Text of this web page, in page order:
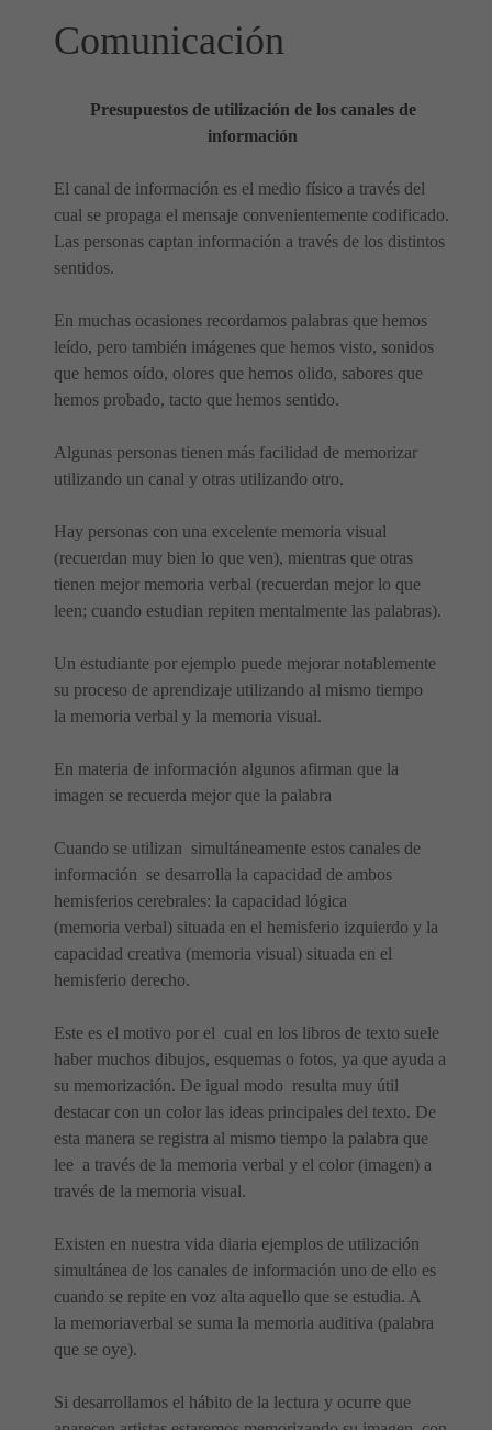
Comunicación
Presupuestos de utilización de los canales de
información
El canal de información es el medio físico a través del
cual se propaga el mensaje convenientemente codificado.
Las personas captan información a través de los distintos
sentidos.
En muchas ocasiones recordamos palabras que hemos
leído, pero también imágenes que hemos visto, sonidos
que hemos oído, olores que hemos olido, sabores que
hemos probado, tacto que hemos sentido.
Algunas personas tienen más facilidad de memorizar
utilizando un canal y otras utilizando otro.
Hay personas con una excelente memoria visual
(recuerdan muy bien lo que ven), mientras que otras
tienen mejor memoria verbal (recuerdan mejor lo que
leen; cuando estudian repiten mentalmente las palabras).
Un estudiante por ejemplo puede mejorar notablemente
su proceso de aprendizaje utilizando al mismo tiempo
la memoria verbal y la memoria visual.
En materia de información algunos afirman que la
imagen se recuerda mejor que la palabra
Cuando se utilizan simultáneamente estos canales de
información se desarrolla la capacidad de ambos
hemisferios cerebrales: la capacidad lógica
(memoria verbal) situada en el hemisferio izquierdo y la
capacidad creativa (memoria visual) situada en el
hemisferio derecho.
Este es el motivo por el cual en los libros de texto suele
haber muchos dibujos, esquemas o fotos, ya que ayuda a
su memorización. De igual modo resulta muy útil
destacar con un color las ideas principales del texto. De
esta manera se registra al mismo tiempo la palabra que
lee a través de la memoria verbal y el color (imagen) a
través de la memoria visual.
Existen en nuestra vida diaria ejemplos de utilización
simultánea de los canales de información uno de ello es
cuando se repite en voz alta aquello que se estudia. A
la memoriaverbal se suma la memoria auditiva (palabra
que se oye).
Si desarrollamos el hábito de la lectura y ocurre que